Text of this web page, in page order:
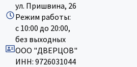
ул. Пришвина, 26
Режим работы:
с 10:00 до 20:00,
без выходных
ООО "ДВЕРЦОВ"
ИНН: 9726031044